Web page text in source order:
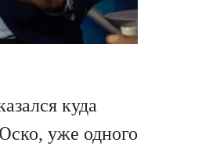
куда
уже одного